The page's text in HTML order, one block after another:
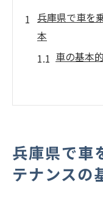
兵庫県で車を
本
車の基本
季節ごと
定期的な
車の寿命を延
兵庫県で車
テナンスの